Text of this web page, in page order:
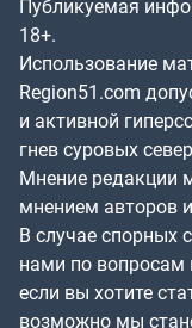
Публикуемая
18+.
Использование
Region51.com
и активной
гнев суровых
Мнение редакции
мнением авторов
В случае спорных
нами по вопросам
если вы хотите
возможно мы